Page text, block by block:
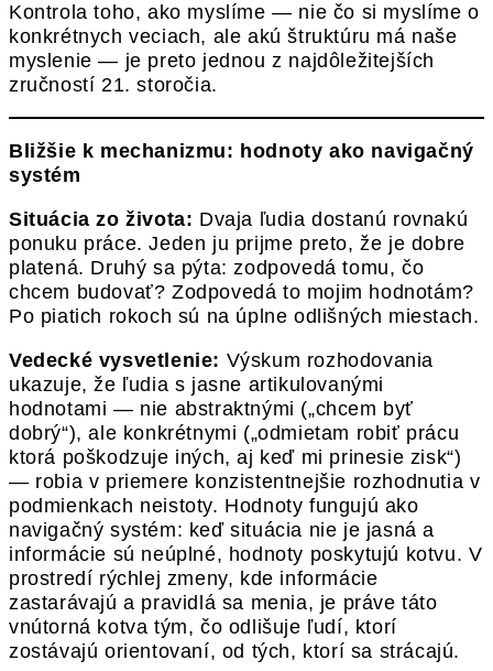
Kontrola toho, ako myslíme — nie čo si myslíme o
konkrétnych veciach, ale akú štruktúru má naše
myslenie — je preto jednou z najdôležitejších
zručností 21. storočia.
Bližšie k mechanizmu: hodnoty ako navigačný
systém
Situácia zo života: Dvaja ľudia dostanú rovnakú
ponuku práce. Jeden ju prijme preto, že je dobre
platená. Druhý sa pýta: zodpovedá tomu, čo
chcem budovať? Zodpovedá to mojim hodnotám?
Po piatich rokoch sú na úplne odlišných miestach.
Vedecké vysvetlenie: Výskum rozhodovania
ukazuje, že ľudia s jasne artikulovanými
hodnotami — nie abstraktnými („chcem byť
dobrý“), ale konkrétnymi („odmietam robiť prácu
ktorá poškodzuje iných, aj keď mi prinesie zisk“)
— robia v priemere konzistentnejšie rozhodnutia v
podmienkach neistoty. Hodnoty fungujú ako
navigačný systém: keď situácia nie je jasná a
informácie sú neúplné, hodnoty poskytujú kotvu. V
prostredí rýchlej zmeny, kde informácie
zastarávajú a pravidlá sa menia, je práve táto
vnútorná kotva tým, čo odlišuje ľudí, ktorí
zostávajú orientovaní, od tých, ktorí sa strácajú.